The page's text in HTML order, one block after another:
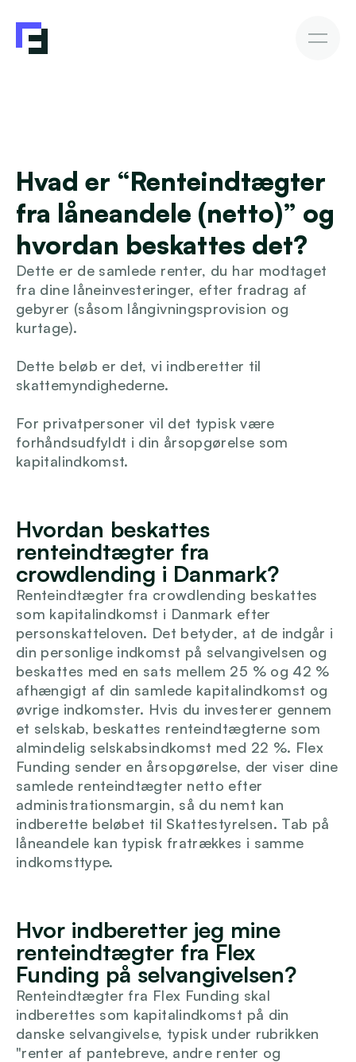
Finansiering
For investorer
Viden
Login
Hvad er “Renteindtægter
fra låneandele (netto)” og
hvordan beskattes det?
Dette er de samlede renter, du har modtaget
fra dine låneinvesteringer, efter fradrag af
gebyrer (såsom långivningsprovision og
kurtage).
Dette beløb er det, vi indberetter til
skattemyndighederne.
For privatpersoner vil det typisk være
forhåndsudfyldt i din årsopgørelse som
kapitalindkomst.
Hvordan beskattes
renteindtægter fra
crowdlending i Danmark?
Renteindtægter fra crowdlending beskattes
som kapitalindkomst i Danmark efter
personskatteloven. Det betyder, at de indgår i
din personlige indkomst på selvangivelsen og
beskattes med en sats mellem 25 % og 42 %
afhængigt af din samlede kapitalindkomst og
øvrige indkomster. Hvis du investerer gennem
et selskab, beskattes renteindtægterne som
almindelig selskabsindkomst med 22 %. Flex
Funding sender en årsopgørelse, der viser dine
samlede renteindtægter netto efter
administrationsmargin, så du nemt kan
indberette beløbet til Skattestyrelsen. Tab på
låneandele kan typisk fratrækkes i samme
indkomsttype.
Hvor indberetter jeg mine
renteindtægter fra Flex
Funding på selvangivelsen?
Renteindtægter fra Flex Funding skal
indberettes som kapitalindkomst på din
danske selvangivelse, typisk under rubrikken
"renter af pantebreve, andre renter og